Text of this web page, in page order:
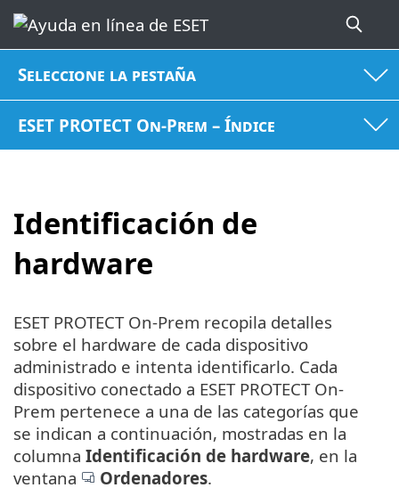
Seleccione la pestaña
ESET PROTECT On-Prem – Índice
Identificación de
hardware
ESET PROTECT On-Prem recopila detalles
sobre el hardware de cada dispositivo
administrado e intenta identificarlo. Cada
dispositivo conectado a ESET PROTECT On-
Prem pertenece a una de las categorías que
se indican a continuación, mostradas en la
columna Identificación de hardware, en la
ventana
Ordenadores.